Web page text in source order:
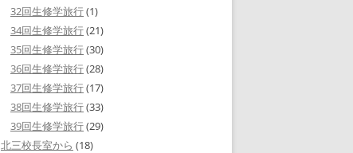
32回生修学旅行(1)
34回生修学旅行(21)
35回生修学旅行(30)
36回生修学旅行(28)
37回生修学旅行(17)
38回生修学旅行(33)
39回生修学旅行(29)
北三校長室から (18)